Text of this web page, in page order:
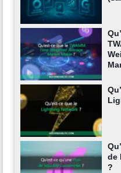
de
?